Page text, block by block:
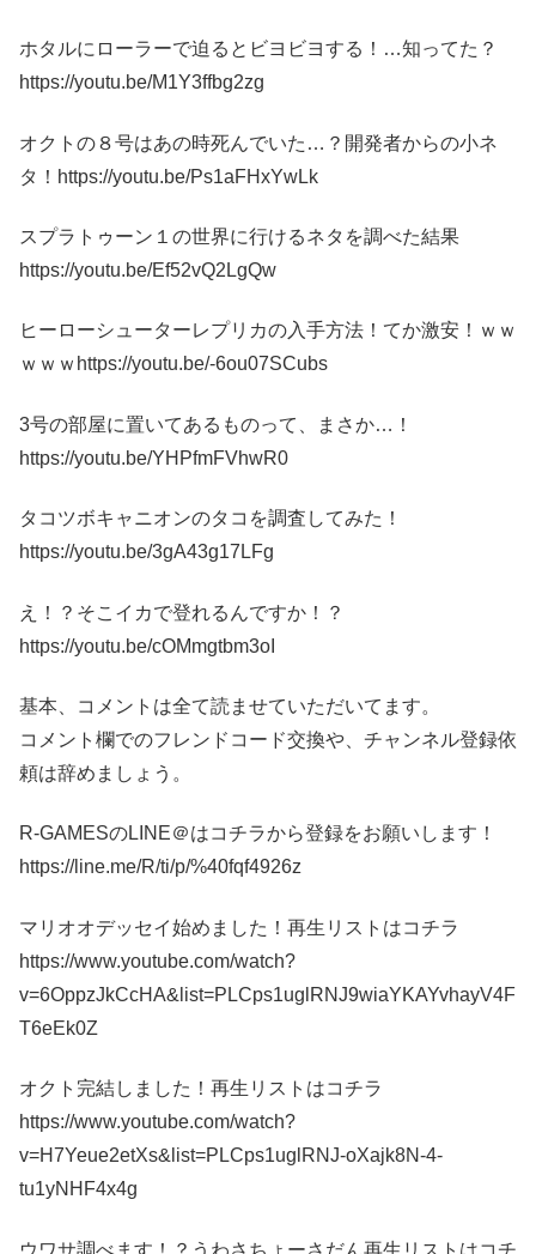
ホタルにローラーで迫るとビヨビヨする！…知ってた？
https://youtu.be/M1Y3ffbg2zg
オクトの８号はあの時死んでいた…？開発者からの小ネ
タ！https://youtu.be/Ps1aFHxYwLk
スプラトゥーン１の世界に行けるネタを調べた結果
https://youtu.be/Ef52vQ2LgQw
ヒーローシューターレプリカの入手方法！てか激安！ｗｗ
ｗｗｗhttps://youtu.be/-6ou07SCubs
3号の部屋に置いてあるものって、まさか…！
https://youtu.be/YHPfmFVhwR0
タコツボキャニオンのタコを調査してみた！
https://youtu.be/3gA43g17LFg
え！？そこイカで登れるんですか！？
https://youtu.be/cOMmgtbm3oI
基本、コメントは全て読ませていただいてます。
コメント欄でのフレンドコード交換や、チャンネル登録依
頼は辞めましょう。
R-GAMESのLINE＠はコチラから登録をお願いします！
https://line.me/R/ti/p/%40fqf4926z
マリオオデッセイ始めました！再生リストはコチラ
https://www.youtube.com/watch?
v=6OppzJkCcHA&list=PLCps1uglRNJ9wiaYKAYvhayV4F
T6eEk0Z
オクト完結しました！再生リストはコチラ
https://www.youtube.com/watch?
v=H7Yeue2etXs&list=PLCps1uglRNJ-oXajk8N-4-
tu1yNHF4x4g
ウワサ調べます！？うわさちょーさだん再生リストはコチ